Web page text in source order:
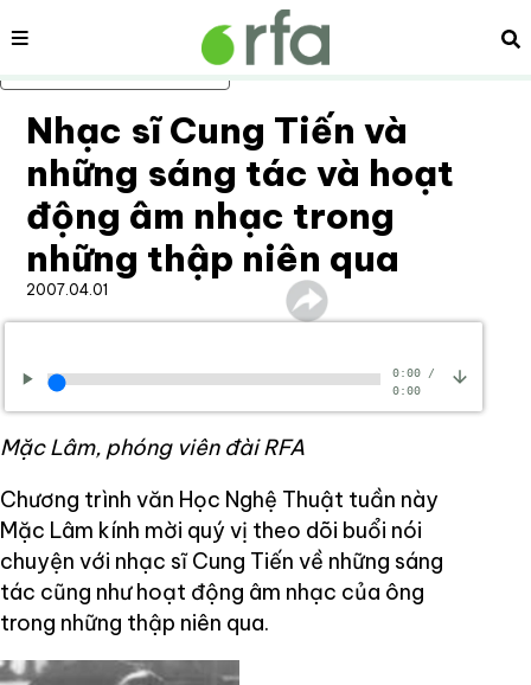
Bỏ qua nội dung chính
Nội dung
Nhạc sĩ Cung Tiến và
những sáng tác và hoạt
động âm nhạc trong
những thập niên qua
2007.04.01
0:00/
0:00
Mặc Lâm, phóng viên đài RFA
Chương trình văn Học Nghệ Thuật tuần này
Mặc Lâm kính mời quý vị theo dõi buổi nói
chuyện với nhạc sĩ Cung Tiến về những sáng
tác cũng như hoạt động âm nhạc của ông
trong những thập niên qua.